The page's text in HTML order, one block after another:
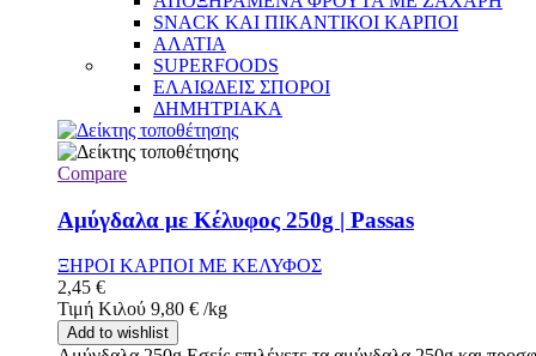
SNACK ΚΑΙ ΠΙΚΑΝΤΙΚΟΙ ΚΑΡΠΟΙ
ΑΛΑΤΙΑ
SUPERFOODS
ΕΛΑΙΩΔΕΙΣ ΣΠΟΡΟΙ
ΔΗΜΗΤΡΙΑΚΑ
Compare
Αμύγδαλα με Κέλυφος 250g | Passas
ΞΗΡΟΙ ΚΑΡΠΟΙ ΜΕ ΚΕΛΥΦΟΣ
2,45 €
Τιμή Κιλού 9,80 € /kg
Add to wishlist